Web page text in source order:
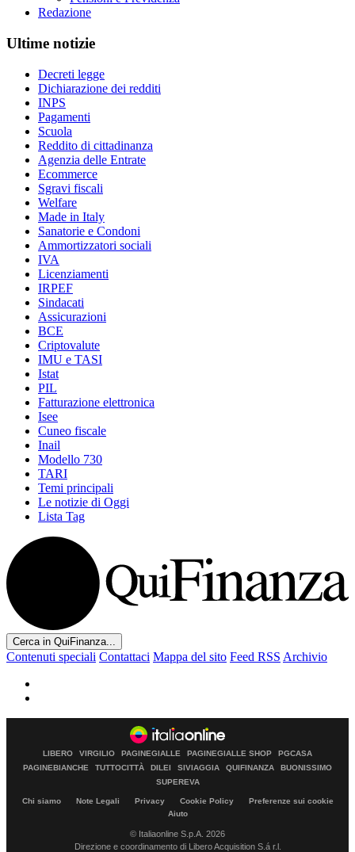
Redazione
Ultime notizie
Decreti legge
Dichiarazione dei redditi
INPS
Pagamenti
Scuola
Reddito di cittadinanza
Agenzia delle Entrate
Ecommerce
Sgravi fiscali
Welfare
Made in Italy
Sanatorie e Condoni
Ammortizzatori sociali
IVA
Licenziamenti
IRPEF
Sindacati
Assicurazioni
BCE
Criptovalute
IMU e TASI
Istat
PIL
Fatturazione elettronica
Isee
Cuneo fiscale
Inail
Modello 730
TARI
Temi principali
Le notizie di Oggi
Lista Tag
Cerca in QuiFinanza...
Contenuti speciali Contattaci Mappa del sito Feed RSS Archivio
LIBERO VIRGILIO PAGINEGIALLE PAGINEGIALLE SHOP
PGCASA
PAGINEBIANCHE
TUTTOCITTÀ DILEI SIVIAGGIA QUIFINANZA
BUONISSIMO
SUPEREVA
Chi siamo Note Legali Privacy Cookie Policy
Preferenze sui cookie
Aiuto
© Italiaonline S.p.A. 2026
Direzione e coordinamento di Libero Acquisition S.á r.l.